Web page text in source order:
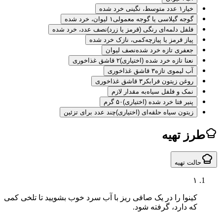
۱ عدد متوسط، نگینی خرد شده
گوجه گیلاسی یا گوجه معمولی ۱ لیوان، خرد شده
فلفل دلمه‌ای رنگی (قرمز یا زرد)نصف عدد، خرد شده
پیاز قرمز یا پیازچه کمی، نازک خرد شده
جعفری تازه خرد شدهنصف لیوان
نعنا تازه خرد شده (اختیاری) ۲ قاشق غذاخوری
آب لیموی تازه۳ قاشق غذاخوری
روغن زیتون فرابکر۳ قاشق غذاخوری
نمک و فلفل سیاهبه مقدار لازم
پنیر فتا خرد شده (اختیاری) ۵۰ گرم
زیتون سیاه حلقه‌ای (اختیاری) چند عدد برای تزئین
تهیه
تهیه
کینوا را در یک صافی ریز با آب سرد خوب بشویید تا تلخی کمی
که دارد، گرفته شود.